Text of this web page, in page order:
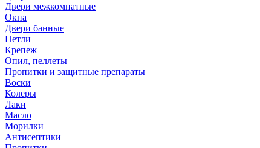
Двери межкомнатные
Окна
Двери банные
Петли
Крепеж
Опил, пеллеты
Пропитки и защитные препараты
Воски
Колеры
Лаки
Масло
Морилки
Антисептики